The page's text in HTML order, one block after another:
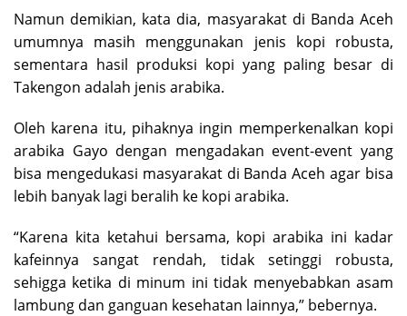
Namun demikian, kata dia, masyarakat di Banda Aceh
umumnya masih menggunakan jenis kopi robusta,
sementara hasil produksi kopi yang paling besar di
Takengon adalah jenis arabika.
Oleh karena itu, pihaknya ingin memperkenalkan kopi
arabika Gayo dengan mengadakan event-event yang
bisa mengedukasi masyarakat di Banda Aceh agar bisa
lebih banyak lagi beralih ke kopi arabika.
“Karena kita ketahui bersama, kopi arabika ini kadar
kafeinnya sangat rendah, tidak setinggi robusta,
sehigga ketika di minum ini tidak menyebabkan asam
lambung dan ganguan kesehatan lainnya,” bebernya.